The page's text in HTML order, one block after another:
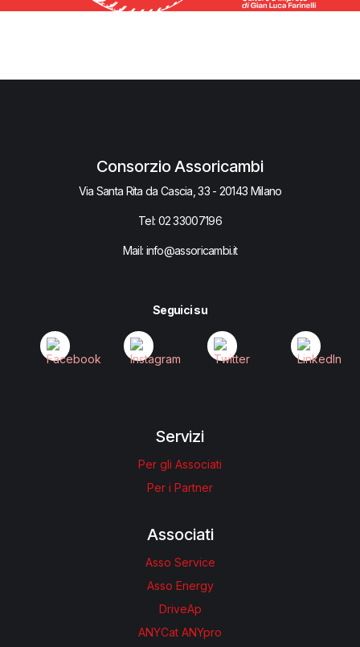
Consorzio Assoricambi
Via Santa Rita da Cascia, 33 - 20143 Milano
Tel: 02 33007​196
Mail: info@assoricambi.it
Seguici su
Servizi
Per gli Associati
Per i Partner
Associati
Asso Service
Asso Energy
DriveAp
ANYCat ANYpro